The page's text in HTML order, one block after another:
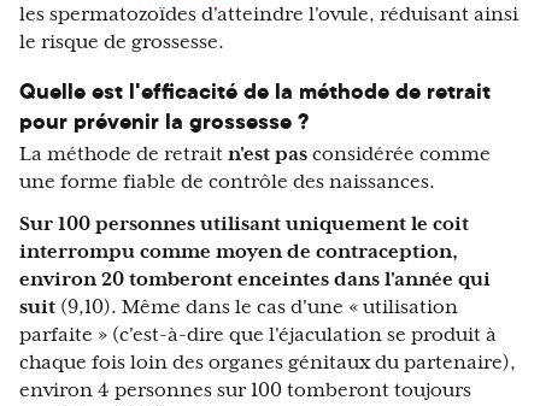
les spermatozoïdes d'atteindre l'ovule, réduisant ainsi
le risque de grossesse.
Quelle est l'efficacité de la méthode de retrait
pour prévenir la grossesse ?
La méthode de retrait n'est pas considérée comme
une forme fiable de contrôle des naissances.
Sur 100 personnes utilisant uniquement le coit
interrompu comme moyen de contraception,
environ 20 tomberont enceintes dans l'année qui
suit (9,10). Même dans le cas d'une « utilisation
parfaite » (c'est-à-dire que l'éjaculation se produit à
chaque fois loin des organes génitaux du partenaire),
environ 4 personnes sur 100 tomberont toujours